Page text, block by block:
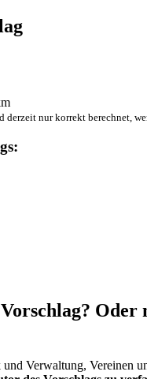
nur korrekt berechnet,
Verwaltung, Vereinen